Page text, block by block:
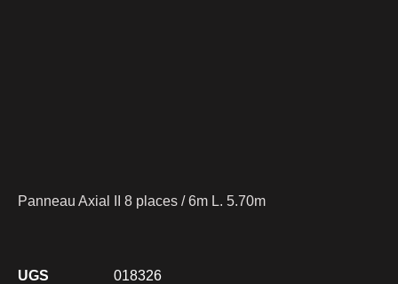
Panneau Axial II 8 places / 6m L. 5.70m
UGS
018326